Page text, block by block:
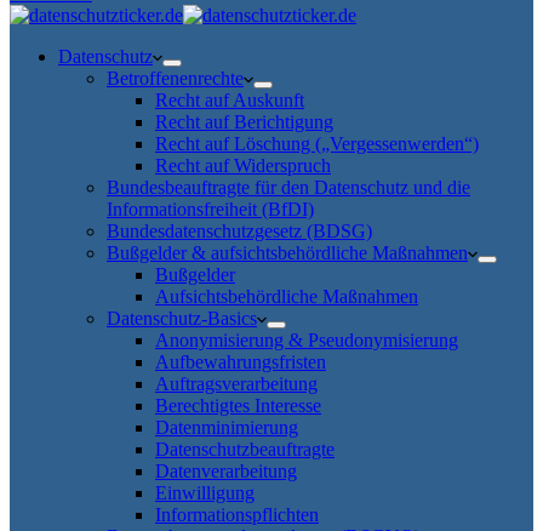
Datenschutz
Betroffenenrechte
Recht auf Auskunft
Recht auf Berichtigung
Recht auf Löschung („Vergessenwerden“)
Recht auf Widerspruch
Bundesbeauftragte für den Datenschutz und die
Informationsfreiheit (BfDI)
Bundesdatenschutzgesetz (BDSG)
Bußgelder & aufsichtsbehördliche Maßnahmen
Bußgelder
Aufsichtsbehördliche Maßnahmen
Datenschutz-Basics
Anonymisierung & Pseudonymisierung
Aufbewahrungsfristen
Auftragsverarbeitung
Berechtigtes Interesse
Datenminimierung
Datenschutzbeauftragte
Datenverarbeitung
Einwilligung
Informationspflichten